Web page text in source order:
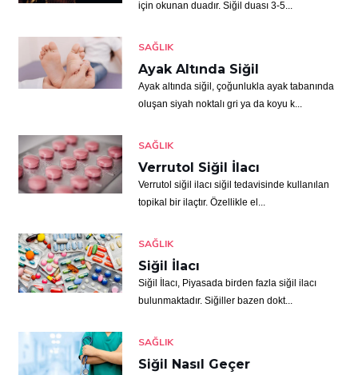
için okunan duadır. Siğil duası 3-5...
SAĞLIK
Ayak Altında Siğil
Ayak altında siğil, çoğunlukla ayak tabanında
oluşan siyah noktalı gri ya da koyu k...
SAĞLIK
Verrutol Siğil İlacı
Verrutol siğil ilacı siğil tedavisinde kullanılan
topikal bir ilaçtır. Özellikle el...
SAĞLIK
Siğil İlacı
Siğil İlacı, Piyasada birden fazla siğil ilacı
bulunmaktadır. Siğiller bazen dokt...
SAĞLIK
Siğil Nasıl Geçer